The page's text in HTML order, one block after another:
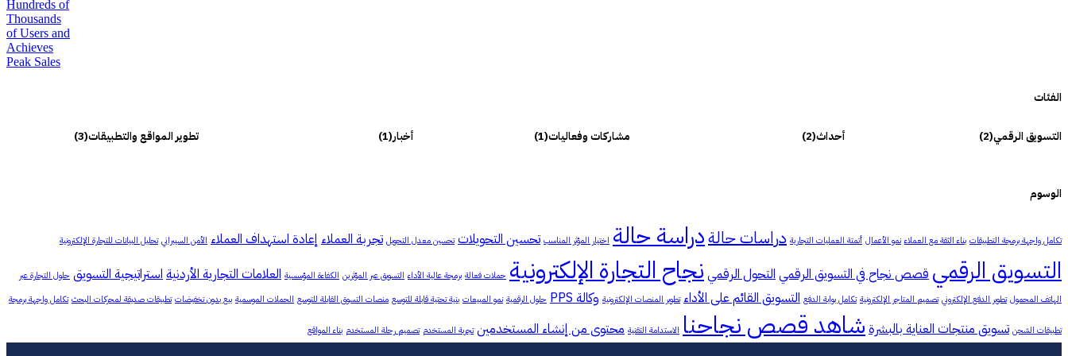
الفئات
التسويق الرقمي(2) أحداث(2) مشاركات وفعاليات(1) أخبار(1) تطوير المواقع والتطبيقات(3)
الوسوم
تكامل واجهة برمجة التطبيقات بناء الثقة مع العملاء نمو الأعمال أتمتة العمليات التجارية دراسات حالةدراسة حالة اختيار المؤثر المناسب تحسين التحويلات تحسين معدل التحويل تجربة العملاء إعادة استهداف العملاء الأمن السيبراني تحليل البيانات للتجارة الإلكترونية
التسويق الرقمي قصص نجاح في التسويق الرقمي التحول الرقمينجاح التجارة الإلكترونية حملات فعالة برمجة عالية الأداء التسويق عبر المؤثرين الكفاءة المؤسسية العلامات التجارية الأردنية استراتيجية التسويق حلول التجارة عبر
الهاتف المحمول تطوير الدفع الإلكتروني تصميم المتاجر الإلكترونية تكامل بوابة الدفع التسويق القائم على الأداء تطوير المنصات الإلكترونية وكالة PPS حلول الرقمية نمو المبيعات بنية تحتية قابلة للتوسع منصات التسوق القابلة للتوسع الحملات الموسمية بيع بدون تخفيضات تطبيقات صديقة لمحركات البحث تكامل واجهة برمجة
تطبيقات الشحن تسويق منتجات العناية بالبشرةشاهد قصص نجاحنا الاستدامة التقنية محتوى من إنشاء المستخدمين تجربة المستخدم تصميم رحلة المستخدم بناء المواقع